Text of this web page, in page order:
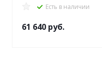
Есть в наличии
61 640 руб.